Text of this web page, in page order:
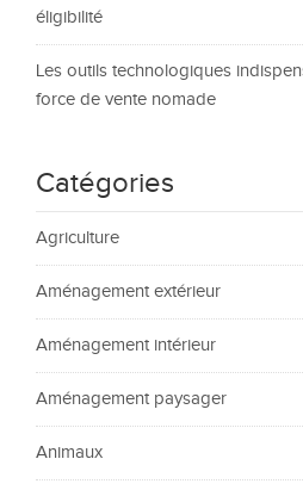
éligibilité
Les outils technologiques
force de vente nomade
Catégories
Agriculture
Aménagement extérieur
Aménagement intérieur
Aménagement paysager
Animaux